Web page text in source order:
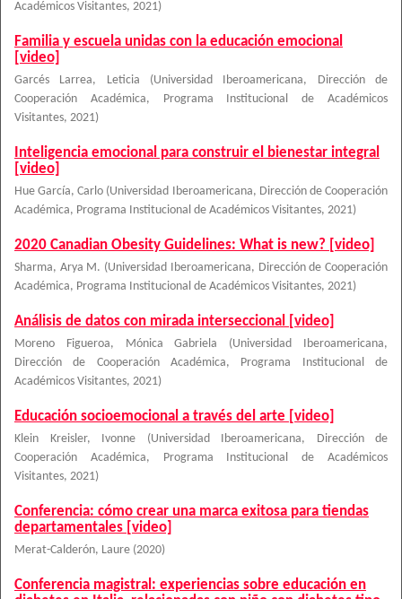
Académicos Visitantes, 2021)
Familia y escuela unidas con la educación emocional
[video]
Garcés Larrea, Leticia (Universidad Iberoamericana, Dirección de
Cooperación Académica, Programa Institucional de Académicos
Visitantes, 2021)
Inteligencia emocional para construir el bienestar integral
[video]
Hue García, Carlo (Universidad Iberoamericana, Dirección de Cooperación
Académica, Programa Institucional de Académicos Visitantes, 2021)
2020 Canadian Obesity Guidelines: What is new? [video]
Sharma, Arya M. (Universidad Iberoamericana, Dirección de Cooperación
Académica, Programa Institucional de Académicos Visitantes, 2021)
Análisis de datos con mirada interseccional [video]
Moreno Figueroa, Mónica Gabriela (Universidad Iberoamericana,
Dirección de Cooperación Académica, Programa Institucional de
Académicos Visitantes, 2021)
Educación socioemocional a través del arte [video]
Klein Kreisler, Ivonne (Universidad Iberoamericana, Dirección de
Cooperación Académica, Programa Institucional de Académicos
Visitantes, 2021)
Conferencia: cómo crear una marca exitosa para tiendas
departamentales [video]
Merat-Calderón, Laure (2020)
Conferencia magistral: experiencias sobre educación en